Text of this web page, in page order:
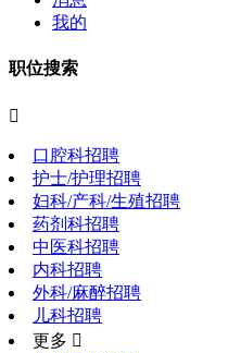
我的
职位搜索

口腔科招聘
护士/护理招聘
妇科/产科/生殖招聘
药剂科招聘
中医科招聘
内科招聘
外科/麻醉招聘
儿科招聘
更多 